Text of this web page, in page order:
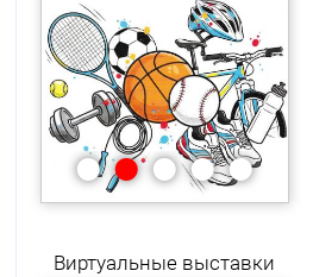
•••••
Виртуальные выставки